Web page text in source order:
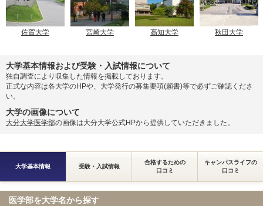
佐賀大学 宮崎大学 高知大学 秋田大学
大学基本情報および受験・入試情報について
独自調査により収集した情報を掲載しております。
正式な内容は各大学のHPや、大学発行の募集要項(願書)等で必ずご確認くださ
い。
大学の画像について
大分大学医学部の画像は大分大学公式HPから提供していただきました。
大学基本情報 受験・入試情報
合格するための
口コミ
キャンパスライフの
口コミ
医学部を大学名から探す